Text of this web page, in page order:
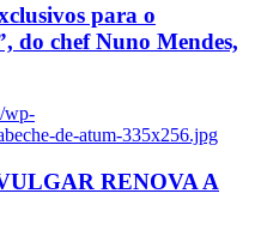
para o
do chef Nuno Mendes,
wp-
de-atum-335x256.jpg
RENOVA A